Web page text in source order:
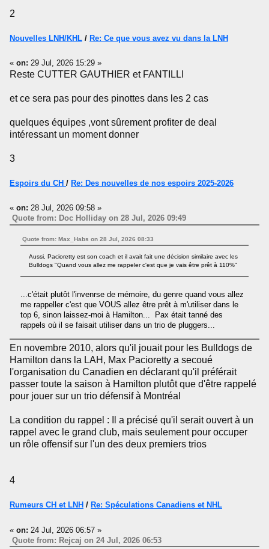
2
Nouvelles LNH/KHL / Re: Ce que vous avez vu dans la LNH
« on: 29 Jul, 2026 15:29 »
Reste CUTTER GAUTHIER et FANTILLI
et ce sera pas pour des pinottes dans les 2 cas
quelques équipes ,vont sûrement profiter de deal
intéressant un moment donner
3
Espoirs du CH / Re: Des nouvelles de nos espoirs 2025-2026
« on: 28 Jul, 2026 09:58 »
Quote from: Doc Holliday on 28 Jul, 2026 09:49
Quote from: Max_Habs on 28 Jul, 2026 08:33
Aussi, Pacioretty est son coach et il avait fait une décision similaire avec les
Bulldogs "Quand vous allez me rappeler c'est que je vais être prêt à 110%"
...c'était plutôt l'invenrse de mémoire, du genre quand vous allez
me rappeller c'est que VOUS allez être prêt à m'utiliser dans le
top 6, sinon laissez-moi à Hamilton... Pax était tanné des
rappels où il se faisait utiliser dans un trio de pluggers...
En novembre 2010, alors qu'il jouait pour les Bulldogs de
Hamilton dans la LAH, Max Pacioretty a secoué
l'organisation du Canadien en déclarant qu'il préférait
passer toute la saison à Hamilton plutôt que d'être rappelé
pour jouer sur un trio défensif à Montréal
La condition du rappel : Il a précisé qu'il serait ouvert à un
rappel avec le grand club, mais seulement pour occuper
un rôle offensif sur l'un des deux premiers trios
4
Rumeurs CH et LNH / Re: Spéculations Canadiens et NHL
« on: 24 Jul, 2026 06:57 »
Quote from: Rejcaj on 24 Jul, 2026 06:53